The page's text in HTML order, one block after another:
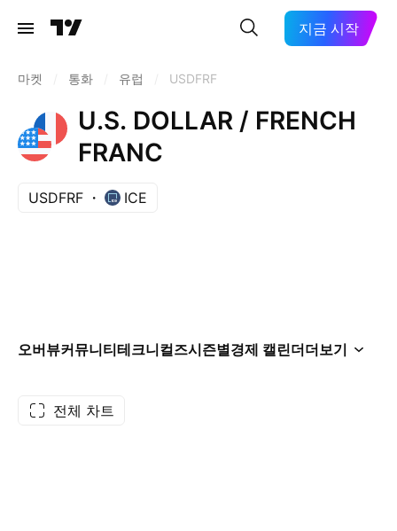
지금 시작
마켓 통화 유럽 USDFRF
U.S. DOLLAR / FRENCH
FRANC
USDFRF ICE
오버뷰커뮤니티테크니컬즈시즌별경제 캘린더더보기
전체 차트